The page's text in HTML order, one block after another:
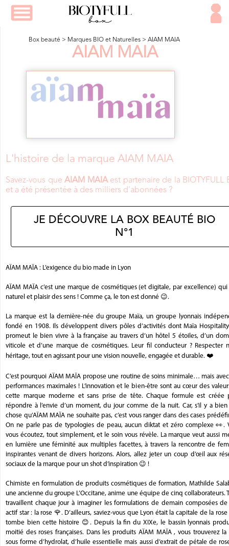
Box beauté > Marques BIO et Naturelles > AIAM MAIA
AIAM MAIA
L'histoire de la marque AIAM MAIA
Savez-vous queAIAM MAIAest partenaire de la BIOTYFULL
et a été présentée à des milliers d'abonnées ?
JE DÉCOUVRE LA BOX BEAUTÉ BIO
N°1
AÏAM MAÏA : L’exigence du bio made in Lyon
AÏAM MAÏA c’est une marque de cosmétiques (et digitale, par excellence) qui
naturel et plaisir des sens ! Comme ça, le ton est donné 😉.
La marque est la dernière-née du groupe Maïa, un groupe lyonnais
fondé en 1908. Ils développent divers pôles d’activités dont Maïa
promeut le bien vivre à la française au travers d’un hôtel 5 étoiles, d’un
viticole et d’une marque de cosmétiques. Leur fil conducteur ? Respecter
héritage, tout en agissant pour une vision nouvelle, engagée et durable. ❤️
C’est pourquoi AÏAM MAÏA propose une routine de soins minimale… mais
performances maximales ! L’innovation et le bien-être sont au cœur des
cette marque moderne et sans prise de tête. Chaque formule est créée
répondre à l’envie d’un moment, du jour comme de la nuit. Car, s’il y a
chose qu’AÏAM MAÏA ne souhaite pas, c’est vous ranger dans des cases
On ne parle pas de typologies de peau, aucun diktat et zéro complexe 👀.
vous écoutez, tout simplement, et le soin vous révèle. La marque veut aussi
en lumière une féminité aux multiples facettes, à travers la rencontre de
inspirantes venant de divers horizons. Alors, allez jeter un coup d’œil aux
sociaux de la marque pour un shot d’inspiration 😉 !
Chimiste en formulation de produits cosmétiques de formation, Mathilde
une ancienne du groupe L’Occitane, anime une équipe de cinq collaborateurs.
travaillent chaque jour à imaginer les formulations de demain composées
actif star : la rose 🌹. D’ailleurs, saviez-vous que Lyon était la capitale de la rose
tombe bien cette histoire 😊. Depuis la fin du XIXe, le bassin lyonnais
moitié des roses françaises. Dans les produits AÏAM MAÏA , vous trouverez la
sous forme d’hydrolat, d’huile essentielle mais aussi d’extrait de pétale de